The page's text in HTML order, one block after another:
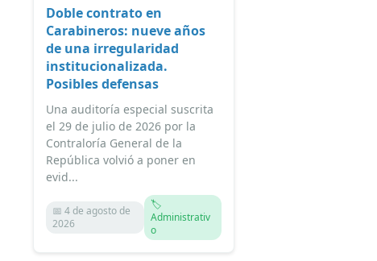
Doble contrato en
Carabineros: nueve años
de una irregularidad
institucionalizada.
Posibles defensas
Una auditoría especial suscrita
el 29 de julio de 2026 por la
Contraloría General de la
República volvió a poner en
evid...
📅 4 de agosto de
2026
🏷️
Administrativ
o